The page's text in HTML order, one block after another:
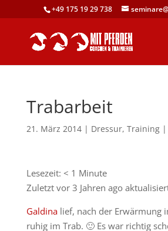
+49 175 19 29 738
Trabarbeit
21. März 2014| Dressur, Training|
Lesezeit: < 1 Minute
Zuletzt vor 3 Jahren ago
Galdinalief, nach der Erwärmung
ruhig im Trab. 🙂 Es war richtig